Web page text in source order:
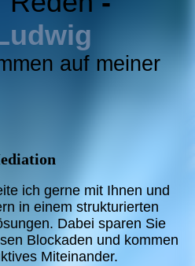
auf meiner
ich gerne mit Ihnen und
in einem strukturierten
Dabei sparen Sie
Blockaden und kommen
Miteinander.